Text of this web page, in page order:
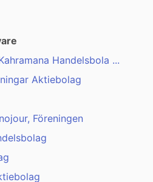
Handelsbola ...
Aktiebolag
Föreningen